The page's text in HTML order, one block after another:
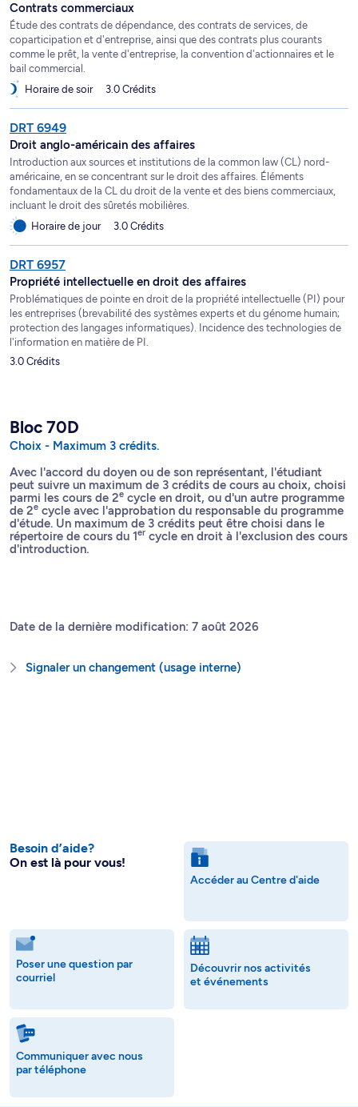
Contrats commerciaux
Étude des contrats de dépendance, des contrats de services, de
coparticipation et d'entreprise, ainsi que des contrats plus courants
comme le prêt, la vente d'entreprise, la convention d'actionnaires et le
bail commercial.
Horaire de soir
3.0 Crédits
DRT 6949
Droit anglo-américain des affaires
Introduction aux sources et institutions de la common law (CL) nord-
américaine, en se concentrant sur le droit des affaires. Éléments
fondamentaux de la CL du droit de la vente et des biens commerciaux,
incluant le droit des sûretés mobilières.
Horaire de jour
3.0 Crédits
DRT 6957
Propriété intellectuelle en droit des affaires
Problématiques de pointe en droit de la propriété intellectuelle (PI) pour
les entreprises (brevabilité des systèmes experts et du génome humain;
protection des langages informatiques). Incidence des technologies de
l'information en matière de PI.
3.0 Crédits
Bloc 70D
Choix - Maximum 3 crédits.
Avec l'accord du doyen ou de son représentant, l'étudiant
peut suivre un maximum de 3 crédits de cours au choix, choisi
parmi les cours de 2e cycle en droit, ou d'un autre programme
de 2e cycle avec l'approbation du responsable du programme
d'étude. Un maximum de 3 crédits peut être choisi dans le
répertoire de cours du 1er cycle en droit à l'exclusion des cours
d'introduction.
Date de la dernière modification: 7 août 2026
Signaler un changement (usage interne)
Besoin d’aide?
On est là pour vous!
Accéder au Centre d'aide
Poser une question par
courriel
Découvrir nos activités
et événements
Communiquer avec nous
par téléphone